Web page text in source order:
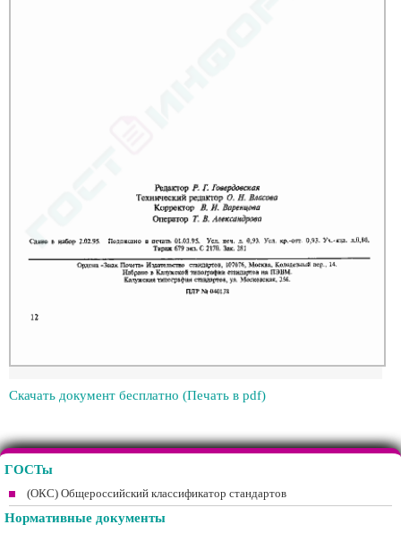
Скачать документ бесплатно (Печать в pdf)
ГОСТы
(ОКС) Общероссийский классификатор стандартов
Нормативные документы